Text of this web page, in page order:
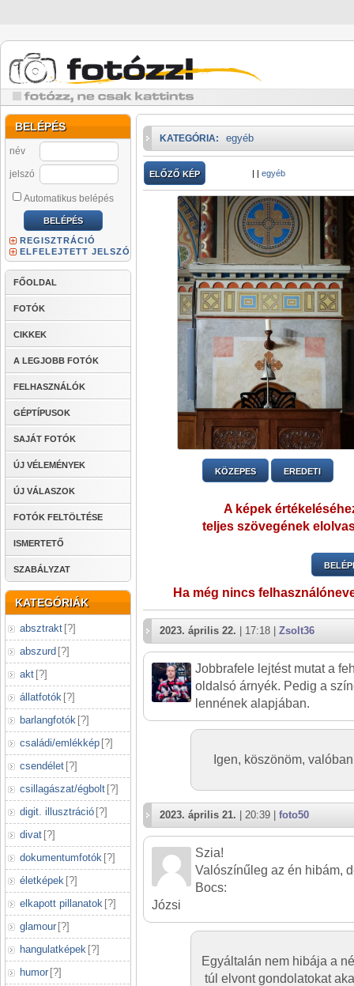
BELÉPÉS
név
jelszó
Automatikus belépés
REGISZTRÁCIÓ
ELFELEJTETT JELSZÓ
FŐOLDAL
FOTÓK
CIKKEK
A LEGJOBB FOTÓK
FELHASZNÁLÓK
GÉPTÍPUSOK
SAJÁT FOTÓK
ÚJ VÉLEMÉNYEK
ÚJ VÁLASZOK
FOTÓK FELTÖLTÉSE
ISMERTETŐ
SZABÁLYZAT
KATEGÓRIÁK
absztrakt [?]
abszurd [?]
akt [?]
állatfotók [?]
barlangfotók [?]
családi/emlékkép [?]
csendélet [?]
csillagászat/égbolt [?]
digit. illusztráció [?]
divat [?]
dokumentumfotók [?]
életképek [?]
elkapott pillanatok [?]
glamour [?]
hangulatképek [?]
humor [?]
KATEGÓRIA: egyéb
ELŐZŐ KÉP | | egyéb
KÖZEPES EREDETI
A képek
teljes szövegének
Ha még nincs
2023. április 22. | 17:18 | Zsolt36
Jobbrafele lejtést mutat a
oldalsó árnyék. Pedig a
lennének alapjában.
Igen, köszönöm,
2023. április 21. | 20:39 | foto50
Szia!
Valószínűleg az én hibám,
Bocs:
Józsi
Egyáltalán nem hibája a
túl elvont gondolatokat